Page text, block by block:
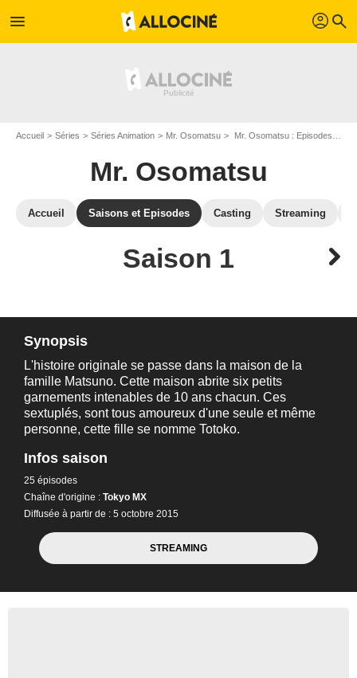
menu profil search
Accueil Séries Séries Animation Mr. Osomatsu Mr. Osomatsu : Episodes de la saison 1
Mr. Osomatsu
Accueil Saisons et Episodes Casting Streaming
Saison 1
Synopsis
L'histoire originale se passe dans la maison de la
famille Matsuno. Cette maison abrite six petits
garnements intenables de 10 ans chacun. Ces
sextuplés, sont tous amoureux d'une seule et même
personne, cette fille se nomme Totoko.
Infos saison
25 épisodes
Chaîne d'origine : Tokyo MX
Diffusée à partir de : 5 octobre 2015
STREAMING